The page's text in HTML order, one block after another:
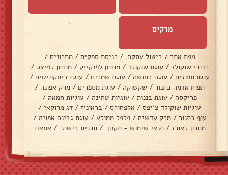
מרקים
מפת אתר / ביטול עסקה / כניסת ספקים / מתכונים /
כדורי שוקולד / עוגת שוקולד / מתכון לפנקייק / מתכון לפיצה /
עוגת תפוזים / עוגה בחושה / עוגת שמרים / עוגת ביסקוויטים /
תפוח אדמה בתנור / שקשוקה / עוגת מספרים / מרק אפונה /
פריקסה / עוגת בננות / עוגיות טחינה / עוגיות חמאה /
עוגיות שוקולד צ׳יפס / אלפחורס / בראוניז / דג מרוקאי /
עוף בתנור / מרק עדשים / פלפל ממולא / עוגת גבינה אפויה /
מתכון לאורז / תנאי שימוש - תקנון / תכנית בישול / אסאדו